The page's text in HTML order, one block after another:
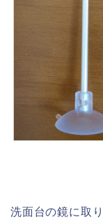
洗面台の鏡に取